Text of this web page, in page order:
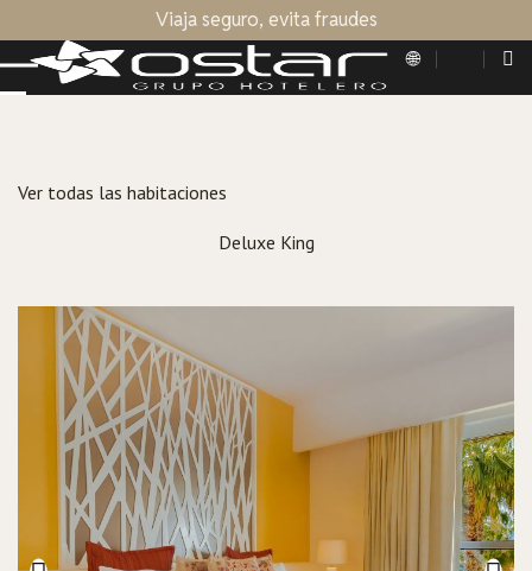
Viaja seguro, evita fraudes
Ver todas las habitaciones
Deluxe King